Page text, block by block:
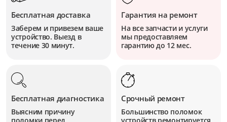
Бесплатная доставка
Заберем и привезем ваше
устройство. Выезд в
течение 30 минут.
Гарантия на ремонт
На все запчасти и услуги
мы предоставляем
гарантию до 12 мес.
Бесплатная диагностика
Выясним причину
Срочный ремонт
Большинство поломок